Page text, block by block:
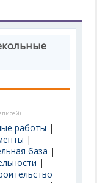
работы |
|
база |
|